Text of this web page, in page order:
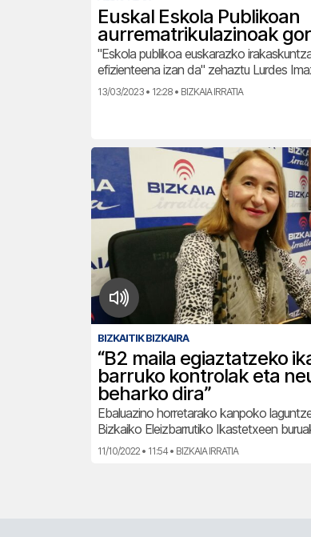
Euskal Eskola Publikoan
aurrematrikulazinoak
"Eskola publikoa euskarazko
efizienteena izan da" zehaztu Lurdes
13/03/2023 • 12:28 • BIZKAIA IRRATIA
BIZKAITIK BIZKAIRA
“B2 maila egiaztatzeko
barruko kontrolak eta
beharko dira”
Ebaluazino horretarako kanpoko
Bizkaiko Eleizbarrutiko Ikastetxeen
11/10/2022 • 11:54 • BIZKAIA IRRATIA